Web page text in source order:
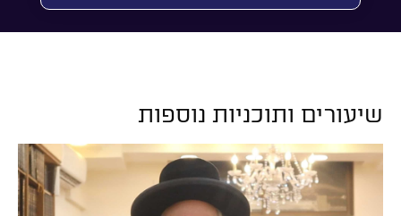
שיעורים ותוכניות נוספות